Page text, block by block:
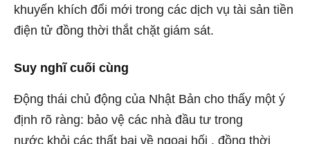
khuyến khích đổi mới trong các dịch vụ tài sản tiền
điện tử đồng thời thắt chặt giám sát.
Suy nghĩ cuối cùng
Động thái chủ động của Nhật Bản cho thấy một ý
định rõ ràng: bảo vệ các nhà đầu tư trong
nước khỏi các thất bại về ngoại hối , đồng thời